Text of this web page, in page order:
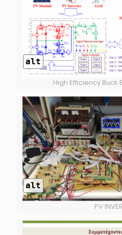
alt
High Efficiency Buck
alt
PV